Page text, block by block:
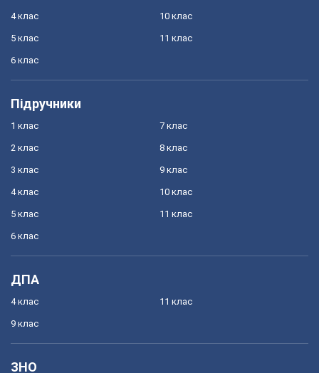
4 клас
5 клас
6 клас
10 клас
11 клас
Підручники
1 клас
2 клас
3 клас
4 клас
5 клас
6 клас
7 клас
8 клас
9 клас
10 клас
11 клас
ДПА
4 клас
9 клас
11 клас
ЗНО